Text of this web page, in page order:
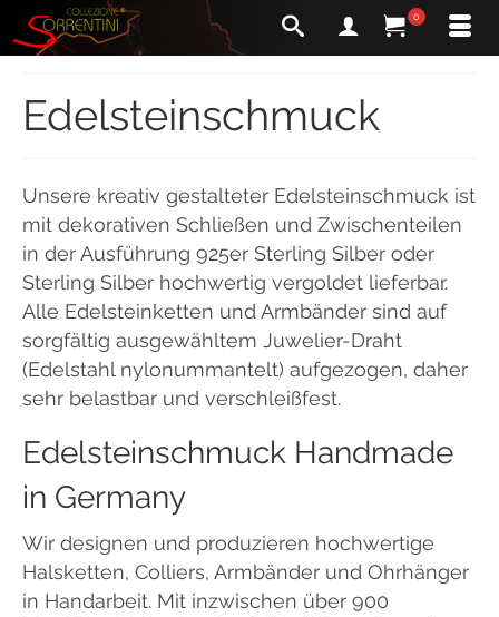
0
Edelsteinschmuck
Unsere kreativ gestalteter Edelsteinschmuck ist
mit dekorativen Schließen und Zwischenteilen
in der Ausführung 925er Sterling Silber oder
Sterling Silber hochwertig vergoldet lieferbar.
Alle Edelsteinketten und Armbänder sind auf
sorgfältig ausgewähltem Juwelier-Draht
(Edelstahl nylonummantelt) aufgezogen, daher
sehr belastbar und verschleißfest.
Edelsteinschmuck Handmade
in Germany
Wir designen und produzieren hochwertige
Halsketten, Colliers, Armbänder und Ohrhänger
in Handarbeit. Mit inzwischen über 900